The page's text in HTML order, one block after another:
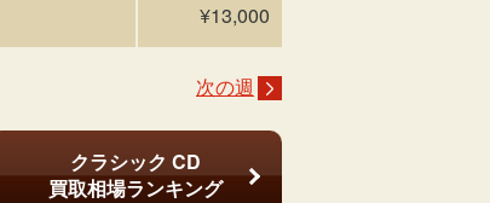
¥13,000
次の週
クラシック CD
買取相場ランキング